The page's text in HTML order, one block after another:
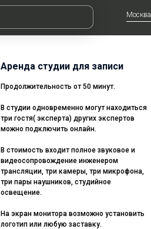
Москва
Аренда студии для записи
Продолжительность от 50 минут.
В студии одновременно могут находиться
три гостя( эксперта) других экспертов
можно подключить онлайн.
В стоимость входит полное звуковое и
видеосопровождение инженером
трансляции, три камеры, три микрофона,
три пары наушников, студийное
освещение.
На экран монитора возможно установить
логотип или любую заставку.